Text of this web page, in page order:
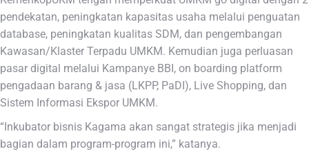
pendekatan, peningkatan kapasitas usaha melalui penguatan
database, peningkatan kualitas SDM, dan pengembangan
Kawasan/Klaster Terpadu UMKM. Kemudian juga perluasan
pasar digital melalui Kampanye BBI, on boarding platform
pengadaan barang & jasa (LKPP, PaDI), Live Shopping, dan
Sistem Informasi Ekspor UMKM.
“Inkubator bisnis Kagama akan sangat strategis jika menjadi
bagian dalam program-program ini,” katanya.